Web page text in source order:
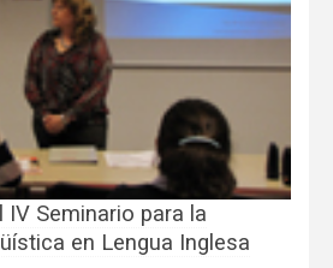
Seminario para la
en Lengua Inglesa